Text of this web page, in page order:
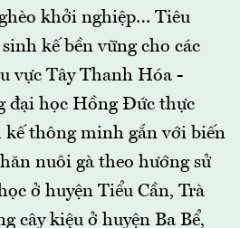
khởi nghiệp… Tiêu
kế bền vững cho các
vực Tây Thanh Hóa -
đại học Hồng Đức thực
thông minh gắn với biến
nuôi gà theo hướng sử
ở huyện Tiểu Cần, Trà
cây kiệu ở huyện Ba Bể,